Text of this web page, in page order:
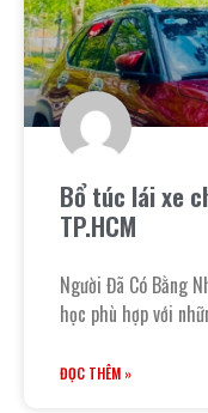
Bổ túc lái xe
TP.HCM
Người Đã Có Bằng
học phù hợp với
ĐỌC THÊM »